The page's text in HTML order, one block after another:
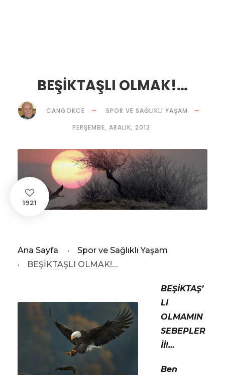
BEŞİKTAŞLI OLMAK!…
CANGOKCE
SPOR VE SAĞLIKLI YAŞAM
PERŞEMBE, ARALIK, 2012
1921
Ana Sayfa ·
Spor ve Sağlıklı Yaşam
·
BEŞİKTAŞLI OLMAK!…
BEŞİKTAŞ’
LI
OLMAMIN
SEBEPLER
İİ!…
Ben